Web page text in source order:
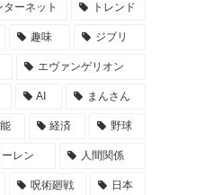
ターネット トレンド
趣味 ジブリ
エヴァンゲリオン
AI まんさん
経済 野球
レン 人間関係
呪術廻戦 日本